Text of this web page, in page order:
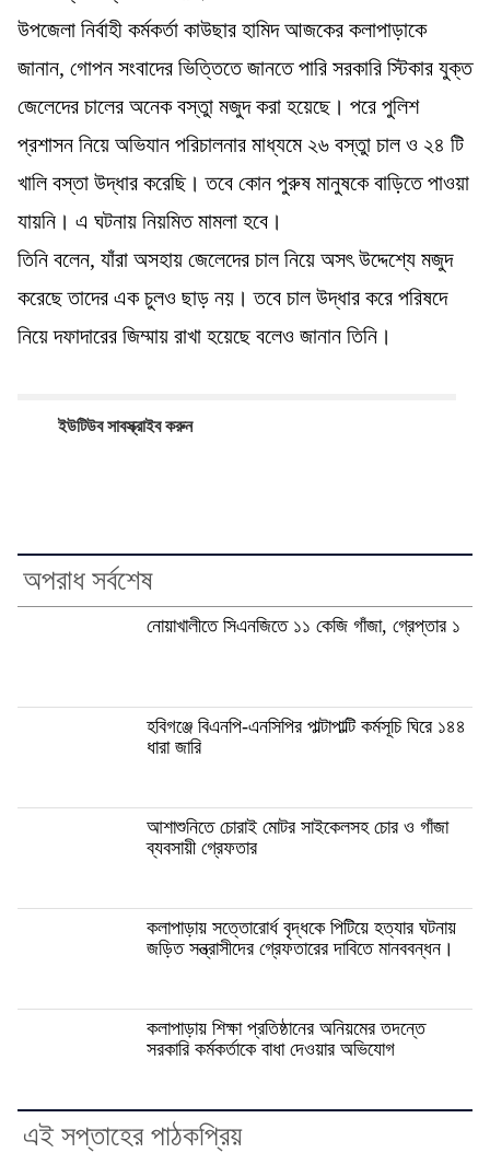
উপজেলা নির্বাহী কর্মকর্তা কাউছার হামিদ আজকের কলাপাড়াকে
জানান, গোপন সংবাদের ভিত্তিতে জানতে পারি সরকারি স্টিকার যুক্ত
জেলেদের চালের অনেক বস্তুা মজুদ করা হয়েছে। পরে পুলিশ
প্রশাসন নিয়ে অভিযান পরিচালনার মাধ্যমে ২৬ বস্তুা চাল ও ২৪ টি
খালি বস্তা উদ্ধার করেছি। তবে কোন পুরুষ মানুষকে বাড়িতে পাওয়া
যায়নি। এ ঘটনায় নিয়মিত মামলা হবে।
তিনি বলেন, যাঁরা অসহায় জেলেদের চাল নিয়ে অসৎ উদ্দেশ্যে মজুদ
করেছে তাদের এক চুলও ছাড় নয়। তবে চাল উদ্ধার করে পরিষদে
নিয়ে দফাদারের জিম্মায় রাখা হয়েছে বলেও জানান তিনি।
ইউটিউব সাবস্ক্রাইব করুন
অপরাধ সর্বশেষ
নোয়াখালীতে সিএনজিতে ১১ কেজি গাঁজা, গ্রেপ্তার ১
হবিগঞ্জে বিএনপি-এনসিপির পাল্টাপাল্টি কর্মসূচি ঘিরে ১৪৪
ধারা জারি
আশাশুনিতে চোরাই মোটর সাইকেলসহ চোর ও গাঁজা
ব্যবসায়ী গ্রেফতার
কলাপাড়ায় সত্তোরোর্ধ বৃদ্ধকে পিটিয়ে হত্যার ঘটনায়
জড়িত সন্ত্রাসীদের গ্রেফতারের দাবিতে মানববন্ধন।
কলাপাড়ায় শিক্ষা প্রতিষ্ঠানের অনিয়মের তদন্তে
সরকারি কর্মকর্তাকে বাধা দেওয়ার অভিযোগ
এই সপ্তাহের পাঠকপ্রিয়